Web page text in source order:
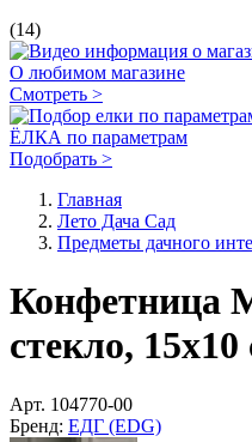
(14)
О любимом магазине
Смотреть >
ЁЛКА по параметрам
Подобрать >
Главная
Лето Дача Сад
Предметы дачного
стекло,
Арт. 104770-00
Бренд: ЕДГ (EDG)